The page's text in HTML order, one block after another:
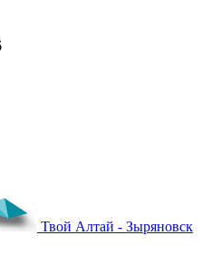
Твой Алтай - Зыряновск